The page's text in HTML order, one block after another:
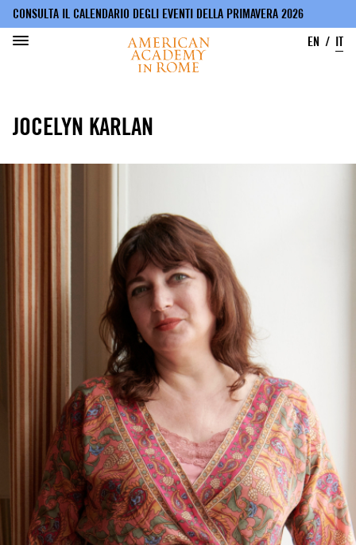
contenuto
principale
CONSULTA IL CALENDARIO DEGLI EVENTI DELLA PRIMAVERA 2026
EN
IT
JOCELYN KARLAN